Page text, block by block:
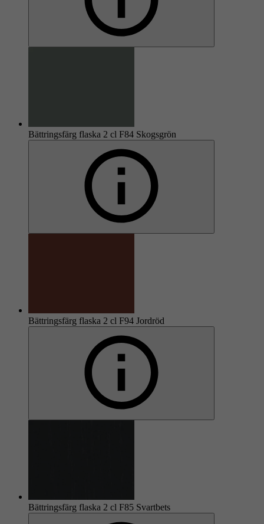
Bättringsfärg flaska 2 cl F84 Skogsgrön
Bättringsfärg flaska 2 cl F94 Jordröd
Bättringsfärg flaska 2 cl F85 Svartbets